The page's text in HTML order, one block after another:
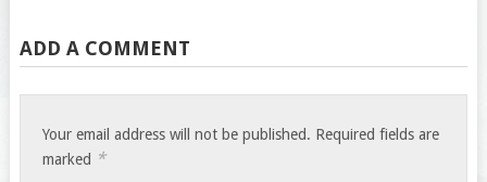
ADD A COMMENT
Your email address will not be published. Required fields are
marked *